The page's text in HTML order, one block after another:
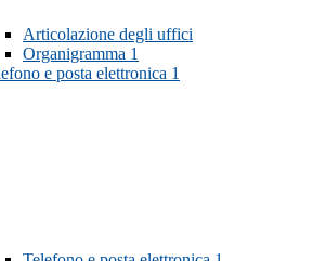
Articolazione degli uffici
Organigramma 1
e posta elettronica 1